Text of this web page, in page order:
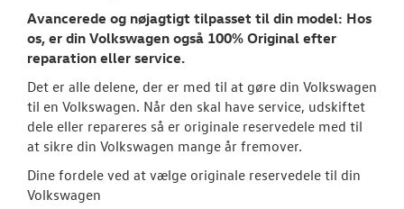
TILBEHØR
RESERVEDELE
NYHEDER
Avancerede og nøjagtigt tilpasset til din model: Hos
os, er din Volkswagen også 100% Original efter
reparation eller service.
Det er alle delene, der er med til at gøre din Volkswagen
til en Volkswagen. Når den skal have service, udskiftet
dele eller repareres så er originale reservedele med til
at sikre din Volkswagen mange år fremover.
Dine fordele ved at vælge originale reservedele til din
Volkswagen